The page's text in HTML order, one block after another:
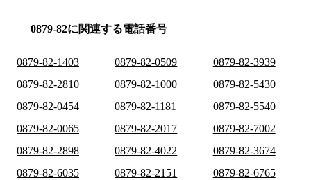
0879-82に関連する電話番号
0879-82-1403 0879-82-0509
0879-82-3939
0879-82-2810
0879-82-1000
0879-82-5430
0879-82-0454
0879-82-1181
0879-82-5540
0879-82-0065
0879-82-2017
0879-82-7002
0879-82-2898
0879-82-4022
0879-82-3674
0879-82-6035
0879-82-2151
0879-82-6765